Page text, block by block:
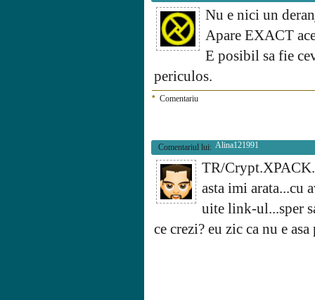
Nu e nici un
Apare EXACT
E posibil sa fie
periculos.
* Comentariu
Comentariul lui: Alina121991
TR/
asta imi arata...cu
uite link-ul...sper
ce crezi? eu zic ca nu e